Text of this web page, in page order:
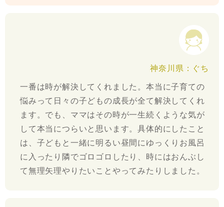
神奈川県：ぐち
一番は時が解決してくれました。本当に子育ての
悩みって日々の子どもの成長が全て解決してくれ
ます。でも、ママはその時が一生続くような気が
して本当につらいと思います。具体的にしたこと
は、子どもと一緒に明るい昼間にゆっくりお風呂
に入ったり隣でゴロゴロしたり、時にはおんぶし
て無理矢理やりたいことやってみたりしました。